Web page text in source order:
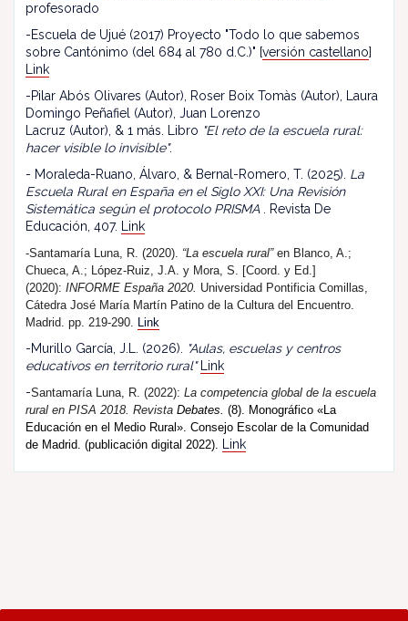
profesorado
-Escuela de Ujué (2017) Proyecto "Todo lo que sabemos
sobre Cantónimo (del 684 al 780 d.C.)" [versión castellano]
Link
-Pilar Abós Olivares (Autor), Roser Boix Tomàs (Autor), Laura
Domingo Peñafiel (Autor), Juan Lorenzo
Lacruz (Autor), & 1 más. Libro "El reto de la escuela rural:
hacer visible lo invisible".
- Moraleda-Ruano, Álvaro, & Bernal-Romero, T. (2025). La
Escuela Rural en España en el Siglo XXI: Una Revisión
Sistemática según el protocolo PRISMA . Revista De
Educación, 407.
Link
-Santamaría Luna, R. (2020). “La escuela rural”en Blanco, A.;
Chueca, A.; López-Ruiz, J.A. y Mora, S. [Coord. y Ed.]
(2020): INFORME España 2020. Universidad Pontificia Comillas,
Cátedra José María Martín Patino de la Cultura del Encuentro.
Madrid. pp. 219-290. Link
-Murillo García, J.L. (2026).
"Aulas, escuelas y centros
educativos en territorio rural"
Link
-Santamaría Luna, R. (2022): La competencia global de la escuela
rural en PISA 2018. Revista Debates. (8). Monográfico «La
Educación en el Medio Rural». Consejo Escolar de la Comunidad
de Madrid. (publicación digital 2022).
Link